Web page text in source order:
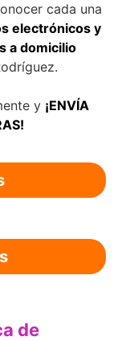
cada una
electrónicos y
a domicilio
y ¡ENVÍA
de